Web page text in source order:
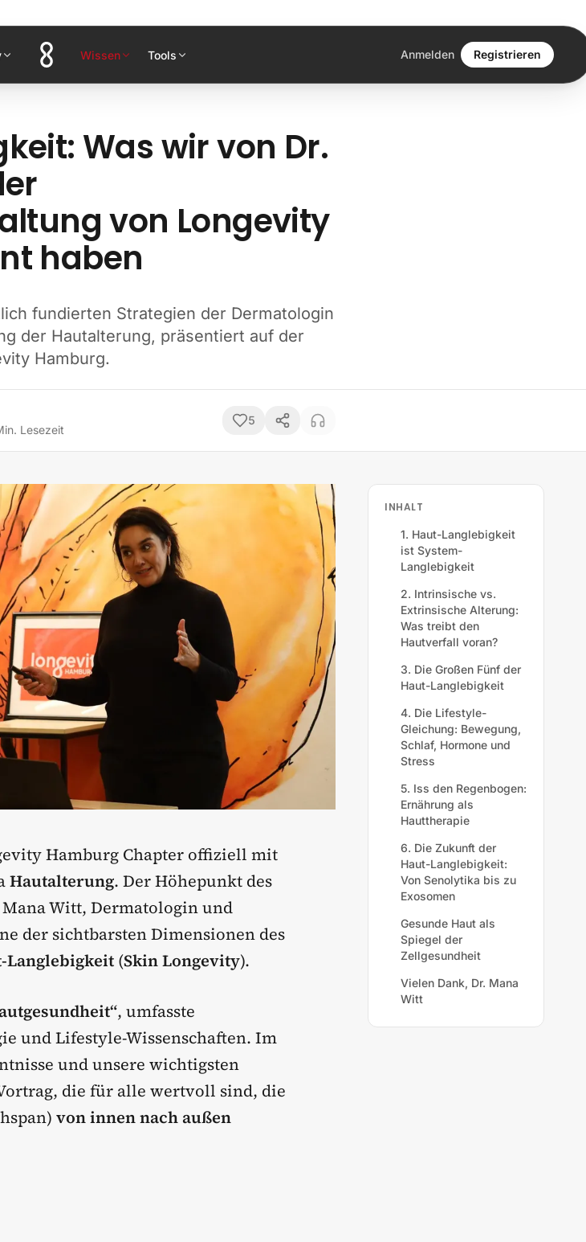
Wissen Tools Anmelden Registrieren
Was wir von Dr.
von Longevity
haben
fundierten Strategien der Dermatologin
der Hautalterung, präsentiert auf der
Hamburg.
Lesezeit
5
Hamburg Chapter offiziell mit
Hautalterung. Der Höhepunkt des
Witt, Dermatologin und
der sichtbarsten Dimensionen des
Langlebigkeit (Skin Longevity).
, umfasste
und Lifestyle-Wissenschaften. Im
und unsere wichtigsten
die für alle wertvoll sind, die
von innen nach außen
INHALT
1. Haut-Langlebigkeit
ist System-
Langlebigkeit
2. Intrinsische vs.
Extrinsische Alterung:
Was treibt den
Hautverfall voran?
3. Die Großen Fünf der
Haut-Langlebigkeit
4. Die Lifestyle-
Gleichung: Bewegung,
Schlaf, Hormone und
Stress
5. Iss den Regenbogen:
Ernährung als
Hauttherapie
6. Die Zukunft der
Haut-Langlebigkeit:
Von Senolytika bis zu
Exosomen
Gesunde Haut als
Spiegel der
Zellgesundheit
Vielen Dank, Dr. Mana
Witt